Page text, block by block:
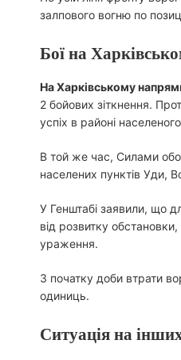
залпового вогню по
Бої на
На Харківському
2 бойових зіткнення.
успіх в районі
В той же час, Силами
населених пунктів Уди,
У Генштабі заявили, що
від розвитку
ураження.
З початку доби втрати
одиниць.
Ситуація на